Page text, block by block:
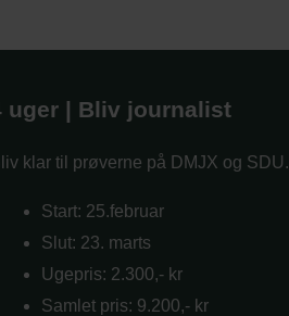
uger | Bliv journalist
klar til prøverne på DMJX og SDU.
Start: 25.februar
Slut: 23. marts
Ugepris: 2.300,- kr
Samlet pris: 9.200,- kr